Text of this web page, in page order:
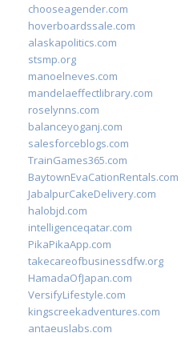
chooseagender.com
hoverboardssale.com
alaskapolitics.com
stsmp.org
manoelneves.com
mandelaeffectlibrary.com
roselynns.com
balanceyoganj.com
salesforceblogs.com
TrainGames365.com
BaytownEvaCationRentals.com
JabalpurCakeDelivery.com
halobjd.com
intelligenceqatar.com
PikaPikaApp.com
takecareofbusinessdfw.org
HamadaOfJapan.com
VersifyLifestyle.com
kingscreekadventures.com
antaeuslabs.com